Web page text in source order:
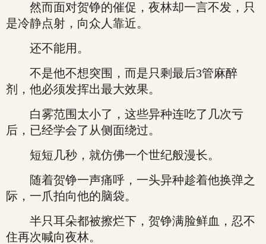
然而面对贺铮的催促，夜林却一言不发，只
是冷静点射，向众人靠近。
还不能用。
不是他不想突围，而是只剩最后3管麻醉
剂，他必须发挥出最大效果。
白雾范围太小了，这些异种连吃了几次亏
后，已经学会了从侧面绕过。
短短几秒，就仿佛一个世纪般漫长。
随着贺铮一声痛呼，一头异种趁着他换弹之
际，一爪拍向他的脑袋。
半只耳朵都被擦烂下，贺铮满脸鲜血，忍不
住再次喊向夜林。